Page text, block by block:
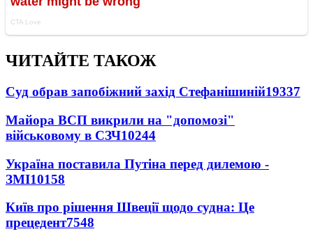
ЧИТАЙТЕ ТАКОЖ
Суд обрав запобіжний захід Стефанішиній19337
Майора ВСП викрили на "допомозі"
військовому в СЗЧ10244
Україна поставила Путіна перед дилемою -
ЗМІ10158
Київ про рішення Швеції щодо судна: Це
прецедент7548